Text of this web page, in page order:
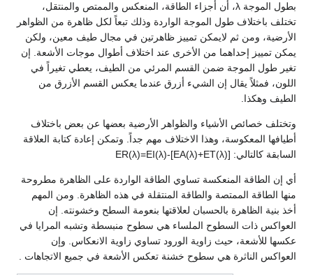
بطول الموجة λ، أن أجزاء الطاقة، المنعكس والممتص والمنتقل،
تختلف باختلاف طول الموجة الواردة وذلك تبعاً لكل ظاهرة من الظواهر
الأرضية، ومن ثم لايمكن تمييز ظاهرتين في مجال طيف معين، ولكن
يمكن تمييز إحداهما من الأخرى عند اختلاف أطوال موجات الأشعة. إن
تغير طول الموجة ضمن القسم المرئي من الطيف، يعطي تغيراً في
اللون، فمثلاً يقال إن الشيء أزرق عندما يعكس القسم الأزرق من
الطيف وهكذا.
وتختلف خصائص الأشياء والظواهر الأرضية بعضها عن بعض باختلاف
أطيافها المعكوسة، وهذا الاختلاف مهم جداً. وتمكن إعادة كتابة العلاقة
السابقة كالتالي: ER(λ)=EI(λ)-[EA(λ)+ET(λ)]
أي إن الطاقة المنعكسة تساوي الطاقة الواردة على الظاهرة مطروحة
منها الطاقة الممتصة والطاقة المنتقلة في هذه الظاهرة. ومن المهم
أخذ بنية الظاهرة بالحسبان لعلاقتها بنعومة السطح وخشونته. إن
العواكس ذات السطوح الملساء هي سطوح منبسطة وتشبه المرايا في
عكسها للأشعة، حيث زاوية الورود تساوي زاوية الانعكاس. وإن
العواكس الناثرة هي سطوح خشنة تعكس الأشعة في جميع الاتجاهات .